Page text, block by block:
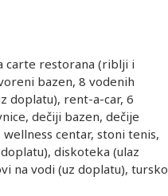
carte restorana (riblji i
bazen, 8 vodenih
doplatu), rent-a-car, 6
dečiji bazen, dečije
centar, stoni tenis,
diskoteka (ulaz
na vodi (uz doplatu), tursko